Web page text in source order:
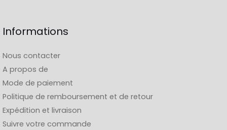
Informations
Nous contacter
A propos de
Mode de paiement
Politique de remboursement et de retour
Expédition et livraison
Suivre votre commande